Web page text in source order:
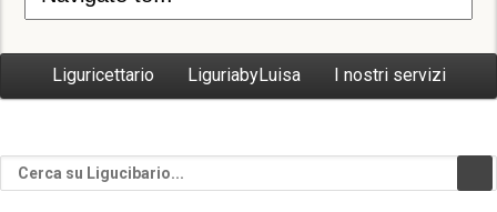
Liguricettario LiguriabyLuisa I nostri servizi